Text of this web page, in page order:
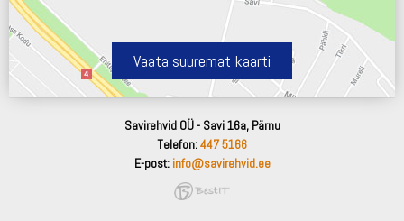
Vaata suuremat kaarti
Savirehvid OÜ - Savi 16a, Pärnu
Telefon:447 5166
E-post: info@savirehvid.ee